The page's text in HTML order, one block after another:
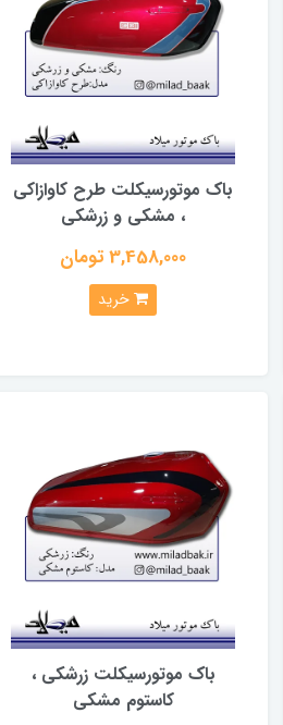
باک موتورسیکلت طرح کاوازاکی
، مشکی و زرشکی
3,458,000 تومان
خرید
باک موتورسیکلت زرشکی ،
کاستوم مشکی